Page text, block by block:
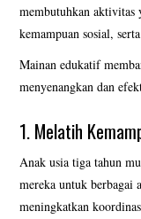
membutuhkan aktivitas
kemampuan sosial,
Mainan edukatif
menyenangkan dan
1. Melatih
Anak usia tiga tahun
mereka untuk berbagai
meningkatkan